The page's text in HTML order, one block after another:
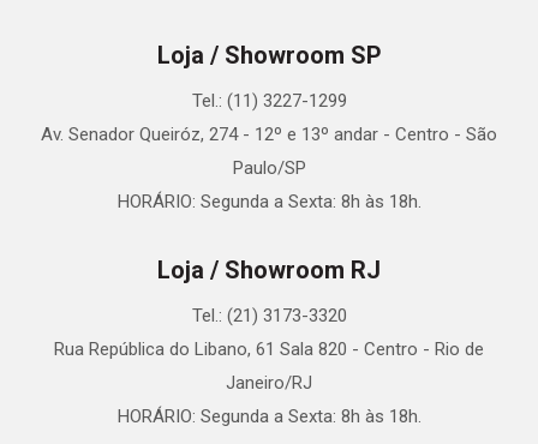
Loja / Showroom SP
Tel.: (11) 3227-1299
Av. Senador Queiróz, 274 - 12º e 13º andar - Centro - São
Paulo/SP
HORÁRIO: Segunda a Sexta: 8h às 18h.
Loja / Showroom RJ
Tel.: (21) 3173-3320
Rua República do Libano, 61 Sala 820 - Centro - Rio de
Janeiro/RJ
HORÁRIO: Segunda a Sexta: 8h às 18h.